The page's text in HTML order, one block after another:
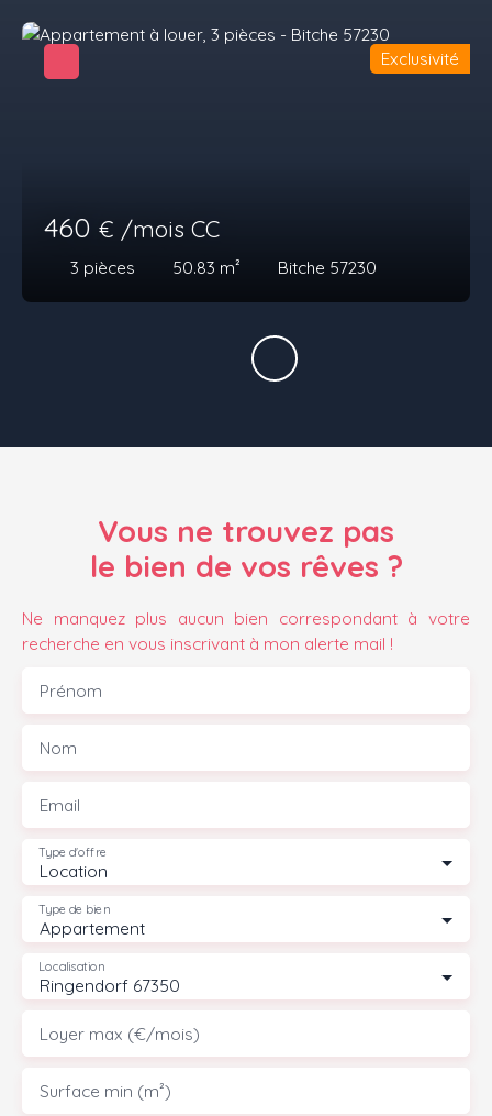
460 € /mois CC
3 pièces 50.83 m² Bitche 57230
Exclusivité
Vous ne trouvez pas
le bien de vos rêves ?
Ne manquez plus aucun bien correspondant à votre
recherche en vous inscrivant à mon alerte mail !
Prénom
Nom
Email
Location
Type d'offre
Appartement
Type de bien
Ringendorf 67350
Localisation
Loyer max (€/mois)
Surface min (m²)